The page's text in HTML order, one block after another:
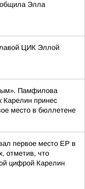
Элла
ЦИК Эллой
Памфилова
Карелин принес
место в бюллетене
первое место ЕР в
отметив, что
цифрой Карелин